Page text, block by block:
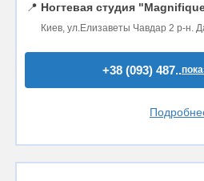
📍 Ногтевая студия
Киев, ул.Елизаветы Чавдар 2 р-н.
+38 (093) 487..